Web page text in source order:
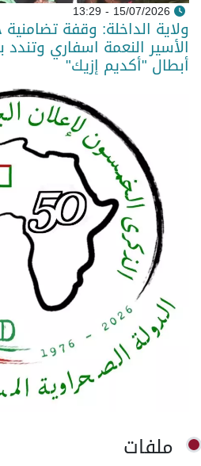
15/07/2026 - 13:29
ولاية الداخلة: وقفة
الأسير النعمة اسفاري وتندد
أبطال "أكديم إزيك"
ملفات